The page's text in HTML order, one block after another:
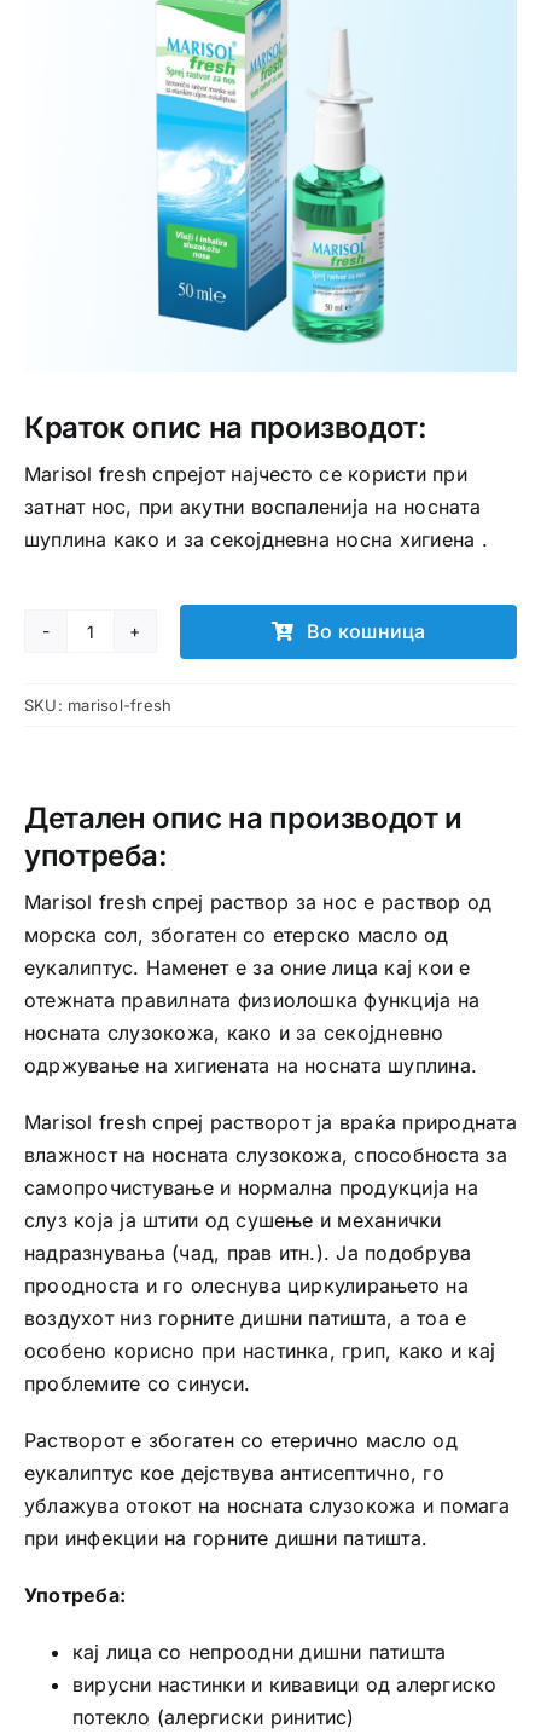
Интимно здравје
Лична хигиена
Медицински апрати
Краток опис на производот:
Marisol fresh спрејот најчесто се користи при
затнат нос, при акутни воспаленија на носната
шуплина како и за секојдневна носна хигиена .
Marisol
спреј
Во кошница
SKU: marisol-fresh
Детален опис на производот и
употреба:
Marisol fresh спреј раствор за нос е раствор од
морска сол, збогатен со етерско масло од
еукалиптус. Наменет е за оние лица кај кои е
отежната правилната физиолошка функција на
носната слузокожа, како и за секојдневно
одржување на хигиената на носната шуплина.
Marisol fresh спреј растворот ја враќа природната
влажност на носната слузокожа, способноста за
самопрочистување и нормална продукција на
слуз која ја штити од сушење и механички
надразнувања (чад, прав итн.). Ја подобрува
проодноста и го олеснува циркулирањето на
воздухот низ горните дишни патишта, а тоа е
особено корисно при настинка, грип, како и кај
проблемите со синуси.
Растворот е збогатен со етерично масло од
еукалиптус кое дејствува антисептично, го
ублажува отокот на носната слузокожа и помага
при инфекции на горните дишни патишта.
Употреба:
кај лица со непроодни дишни патишта
вирусни настинки и кивавици од алергиско
потекло (алергиски ринитис)